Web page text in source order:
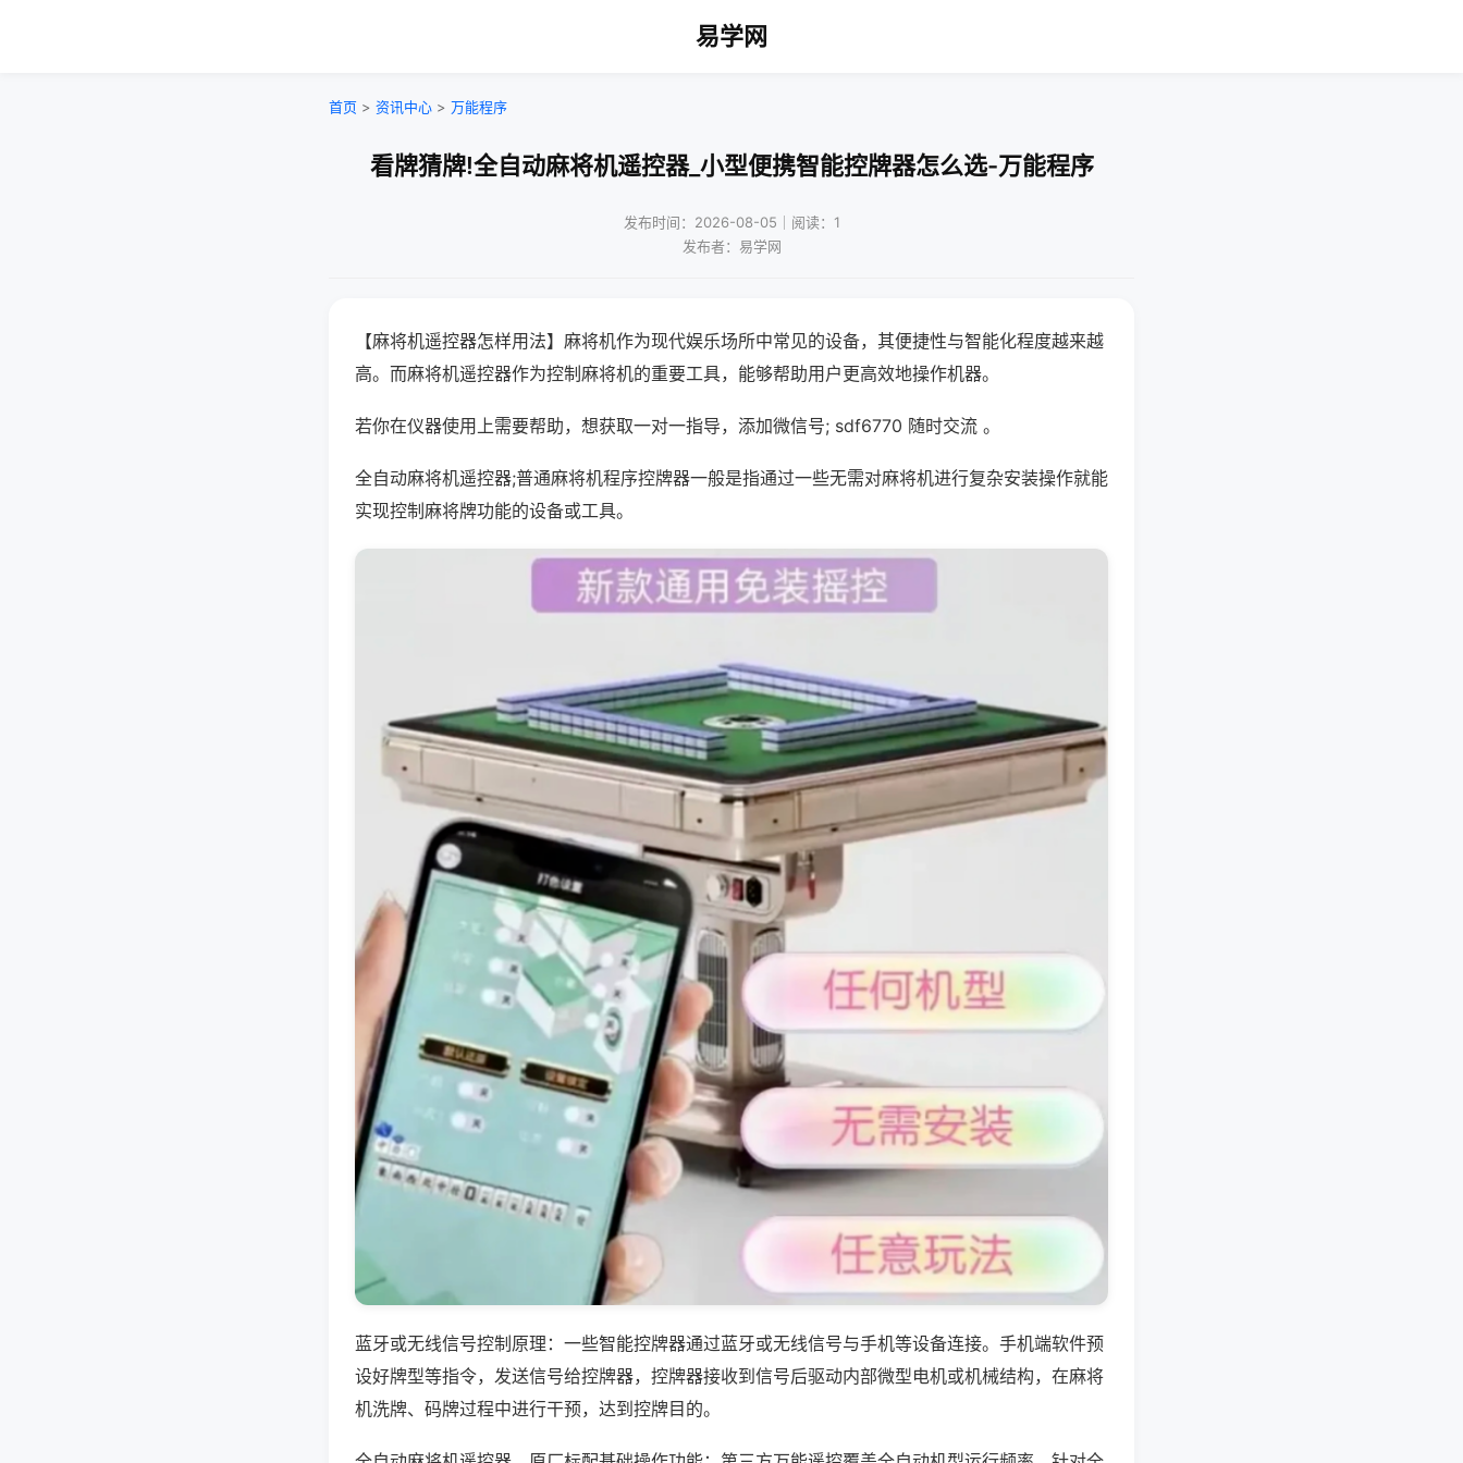
易学网
首页 > 资讯中心 > 万能程序
看牌猜牌!全自动麻将机遥控器_小型便携智能控牌器怎么选-万能程序
发布时间：2026-08-05｜阅读：1
发布者：易学网
【麻将机遥控器怎样用法】麻将机作为现代娱乐场所中常见的设备，其便捷性与智能化程度越来越
高。而麻将机遥控器作为控制麻将机的重要工具，能够帮助用户更高效地操作机器。
若你在仪器使用上需要帮助，想获取一对一指导，添加微信号; sdf6770 随时交流 。
全自动麻将机遥控器;普通麻将机程序控牌器一般是指通过一些无需对麻将机进行复杂安装操作就能
实现控制麻将牌功能的设备或工具。
蓝牙或无线信号控制原理：一些智能控牌器通过蓝牙或无线信号与手机等设备连接。手机端软件预
设好牌型等指令，发送信号给控牌器，控牌器接收到信号后驱动内部微型电机或机械结构，在麻将
机洗牌、码牌过程中进行干预，达到控牌目的。